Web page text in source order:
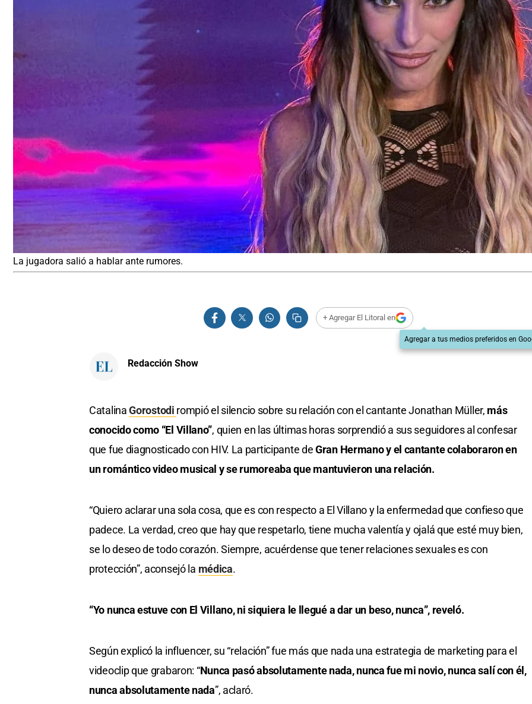
La jugadora salió a hablar ante rumores.
+ Agregar El Litoral en
Agregar a tus medios preferidos en
Redacción Show
CatalinaGorostodi rompió el silencio sobre su relación con el cantante Jonathan Müller, más
conocido como “El Villano”, quien en las últimas horas sorprendió a sus seguidores al confesar
que fue diagnosticado con HIV. La participante deGran Hermano y el cantante colaboraron en
un romántico video musical y se rumoreaba que mantuvieron una relación.
“Quiero aclarar una sola cosa, que es con respecto a El Villano y la enfermedad que confieso que
padece. La verdad, creo que hay que respetarlo, tiene mucha valentía y ojalá que esté muy bien,
se lo deseo de todo corazón. Siempre, acuérdense que tener relaciones sexuales es con
protección”, aconsejó la médica.
“Yo nunca estuve con El Villano, ni siquiera le llegué a dar un beso, nunca”, reveló.
Según explicó la influencer, su “relación” fue más que nada una estrategia de marketing para el
videoclip que grabaron: “Nunca pasó absolutamente nada, nunca fue mi novio, nunca salí con él,
nunca absolutamente nada”, aclaró.